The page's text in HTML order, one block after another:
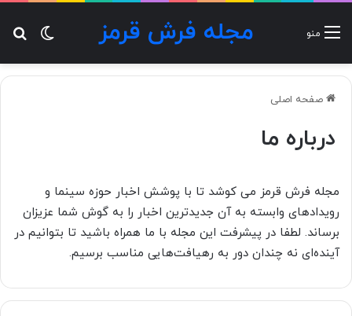
تغییر مجله فرش قرمز منو
صفحه اصلی
درباره ما
مجله فرش قرمز می کوشد تا با پوشش اخبار حوزه سینما و
رویدادهای وابسته به آن جدیدترین اخبار را به گوش شما عزیزان
برساند. لطفا در پیشرفت این مجله با ما همراه باشید تا بتوانیم در
آینده‌ای نه چندان دور به رهیافت‌هایی مناسب برسیم.